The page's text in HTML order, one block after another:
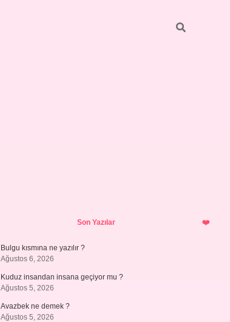
SidebarSon Yazılar
Bulgu kısmına ne yazılır ?
Ağustos 6, 2026
Kuduz insandan insana geçiyor mu ?
Ağustos 5, 2026
Avazbek ne demek ?
Ağustos 5, 2026